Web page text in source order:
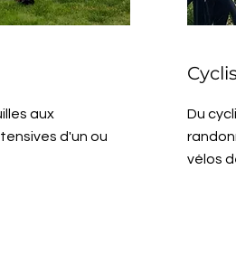
aux
d'un ou
Du
vélos